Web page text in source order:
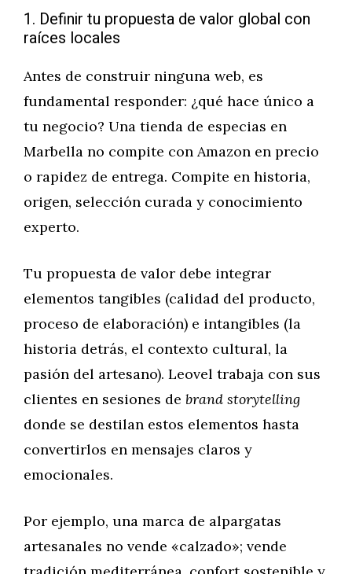
1. Definir tu propuesta de valor global con
raíces locales
Antes de construir ninguna web, es
fundamental responder: ¿qué hace único a
tu negocio? Una tienda de especias en
Marbella no compite con Amazon en precio
o rapidez de entrega. Compite en historia,
origen, selección curada y conocimiento
experto.
Tu propuesta de valor debe integrar
elementos tangibles (calidad del producto,
proceso de elaboración) e intangibles (la
historia detrás, el contexto cultural, la
pasión del artesano). Leovel trabaja con sus
clientes en sesiones de brand storytelling
donde se destilan estos elementos hasta
convertirlos en mensajes claros y
emocionales.
Por ejemplo, una marca de alpargatas
artesanales no vende «calzado»; vende